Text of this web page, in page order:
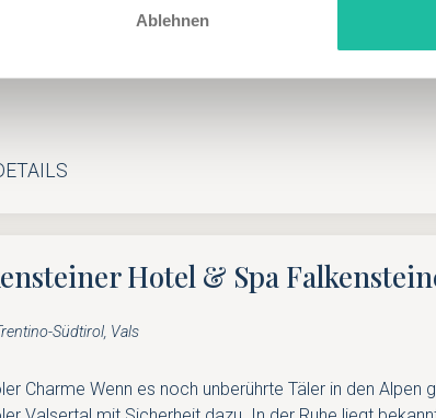
Ablehnen
Hotel & Spa
Südtirol, Vals
Charme Wenn es noch unberührte Täler in den Alpen